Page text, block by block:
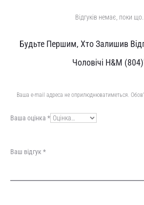
у
и
Відгуків немає, поки що.
Будьте Першим, Хто Залишив
Чоловічі H&M
Ваша e-mail адреса не оприлюднюватиметься.
Ваша оцінка *
Ваш відгук *